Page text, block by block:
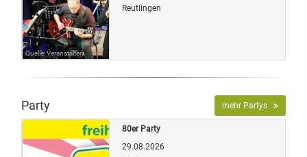
Quelle: Veranstalter
Reutlingen
Party mehr Partys
80er Party
29.08.2026